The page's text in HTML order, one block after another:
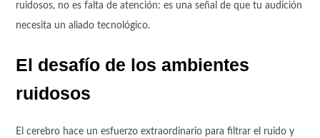
ruidosos, no es falta de atención: es una señal de que tu audición
necesita un aliado tecnológico.
El desafío de los ambientes
ruidosos
El cerebro hace un esfuerzo extraordinario para filtrar el ruido y